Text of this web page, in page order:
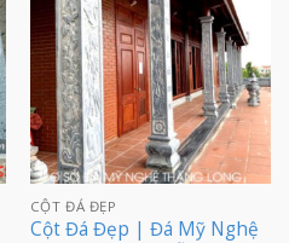
CỘT ĐÁ ĐẸP
Cột Đá Đẹp | Đá Mỹ Nghệ